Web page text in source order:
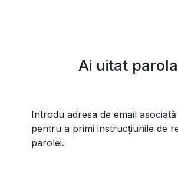
Ai uitat
Introdu adresa de email
pentru a primi instrucțiunile de
parolei.